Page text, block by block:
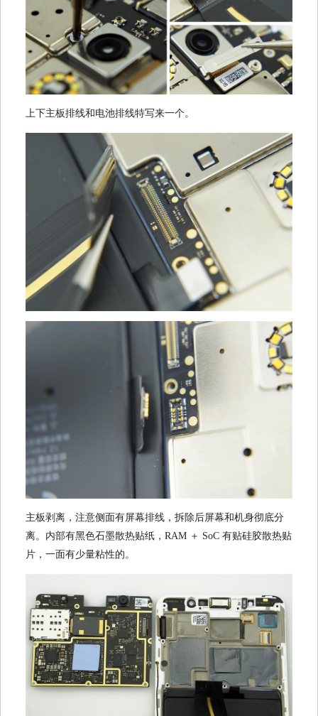
上下主板排线和电池排线特写来一个。
主板剥离，注意侧面有屏幕排线，拆除后屏幕和机身彻底分
离。内部有黑色石墨散热贴纸，RAM ＋ SoC 有贴硅胶散热贴
片，一面有少量粘性的。